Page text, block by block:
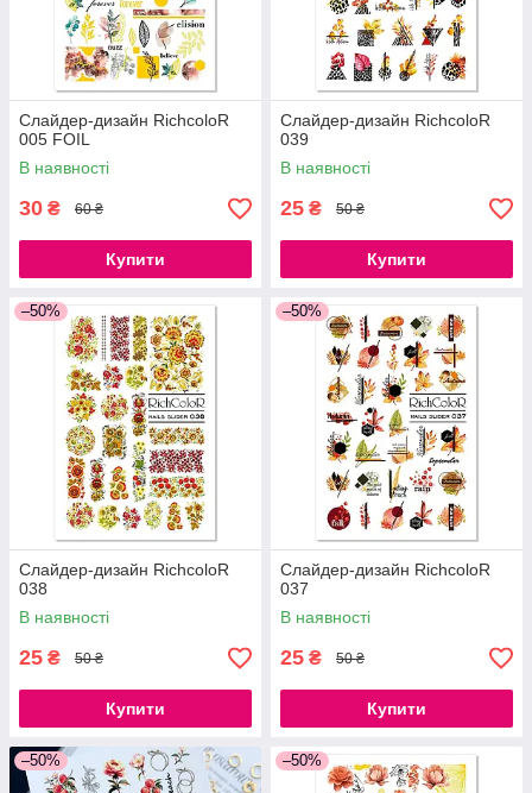
Слайдер-дизайн RichcoloR
005 FOIL
В наявності
30 ₴ 60 ₴
Купити
Слайдер-дизайн RichcoloR
039
В наявності
25 ₴ 50 ₴
Купити
–50%
Слайдер-дизайн RichcoloR
038
В наявності
25 ₴ 50 ₴
Купити
–50%
Слайдер-дизайн RichcoloR
037
В наявності
25 ₴ 50 ₴
Купити
–50% –50%